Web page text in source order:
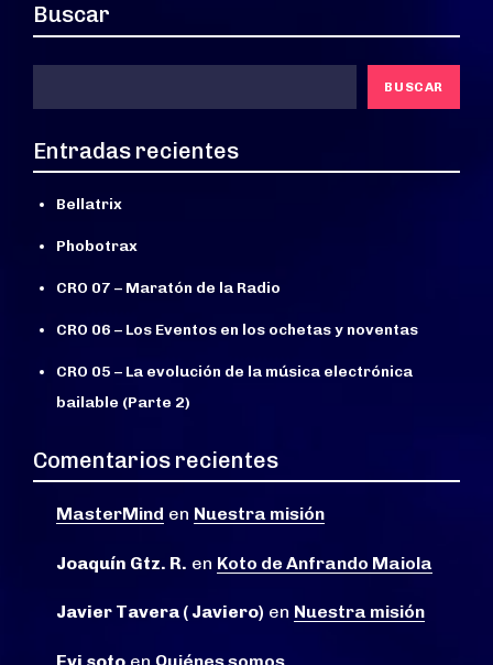
Buscar
BUSCAR
Entradas recientes
Bellatrix
Phobotrax
CRO 07 – Maratón de la Radio
CRO 06 – Los Eventos en los ochetas y noventas
CRO 05 – La evolución de la música electrónica
bailable (Parte 2)
Comentarios recientes
MasterMind en Nuestra misión
Joaquín Gtz. R. en Koto de Anfrando Maiola
Javier Tavera ( Javiero) en Nuestra misión
Evi soto en Quiénes somos